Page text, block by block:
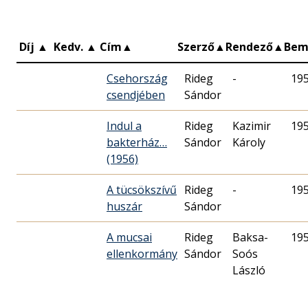
Díj ▲ Kedv. ▲ Cím▲ Szerző▲Rendező▲
Csehország
csendjében
Rideg
Sándor
-
Indul a
bakterház…
(1956)
Rideg
Sándor
Kazimir
Károly
A tücsökszívű
huszár
Rideg
Sándor
-
A mucsai
ellenkormány
Rideg
Sándor
Baksa-
Soós
László